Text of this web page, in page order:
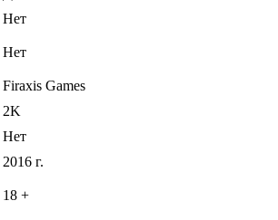
Нет
Нет
Firaxis Games
2K
Нет
2016 г.
18 +